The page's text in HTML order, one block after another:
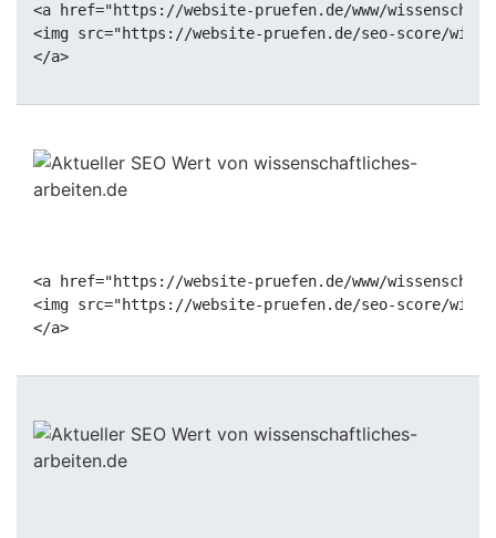
<a href="https://website-pruefen.de/www/
<img src="https://website-pruefen.de/seo-score/
<a href="https://website-pruefen.de/www/
<img src="https://website-pruefen.de/seo-score/